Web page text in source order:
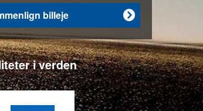

billeje
i verden